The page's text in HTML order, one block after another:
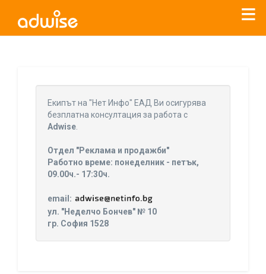
Уважаеми рекламодатели, с настоящото съобщение
бихме искали да Ви уведомим, че „Нет Инфо“ ЕАД (
прекратява услугата Adwiseсчитано от
г
Eкипът на "Нет Инфо" ЕАД Ви осигурява
безплатна консултация за работа с
Adwise.
Отдел "Реклама и продажби"
Работно време: понеделник - петък,
09.00ч.- 17:30ч.
email:
ул. "Неделчо Бончев" № 10
гр. София 1528